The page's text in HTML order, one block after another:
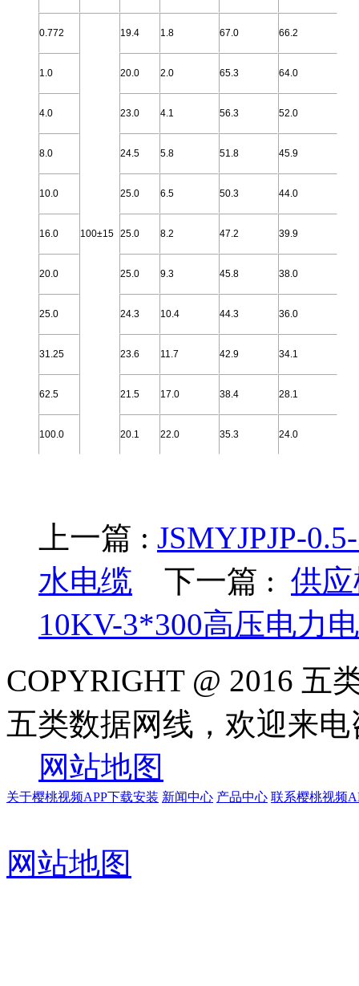
0.772
100±15
19.4 1.8 67.0 66.2
1.0 20.0 2.0 65.3 64.0
4.0 23.0 4.1 56.3 52.0
8.0 24.5 5.8 51.8 45.9
10.0 25.0 6.5 50.3 44.0
16.0 25.0 8.2 47.2 39.9
20.0 25.0 9.3 45.8 38.0
25.0 24.3 10.4 44.3 36.0
31.25 23.6 11.7 42.9 34.1
62.5 21.5 17.0 38.4 28.1
100.0 20.1 22.0 35.3 24.0
上一篇 : JSMYJPJP-
水电缆 下一篇 : 供
10KV-3*300高压电力
COPYRIGHT @ 2016 五
五类数据网线，欢迎
网站地图
关于樱桃视频APP下载安装 新闻中心 产品中心 联系樱桃视频
网站地图